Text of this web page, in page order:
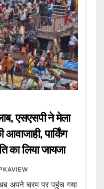
एसएसपी ने मेला
पार्किंग
का लिया जायजा
अपने चरम पर पहुंच गया